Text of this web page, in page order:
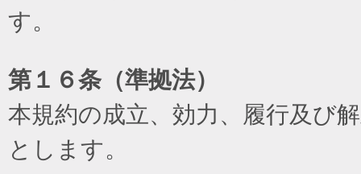
す。
第１６条（準拠法）
本規約の成立、効力、履行及び
とします。